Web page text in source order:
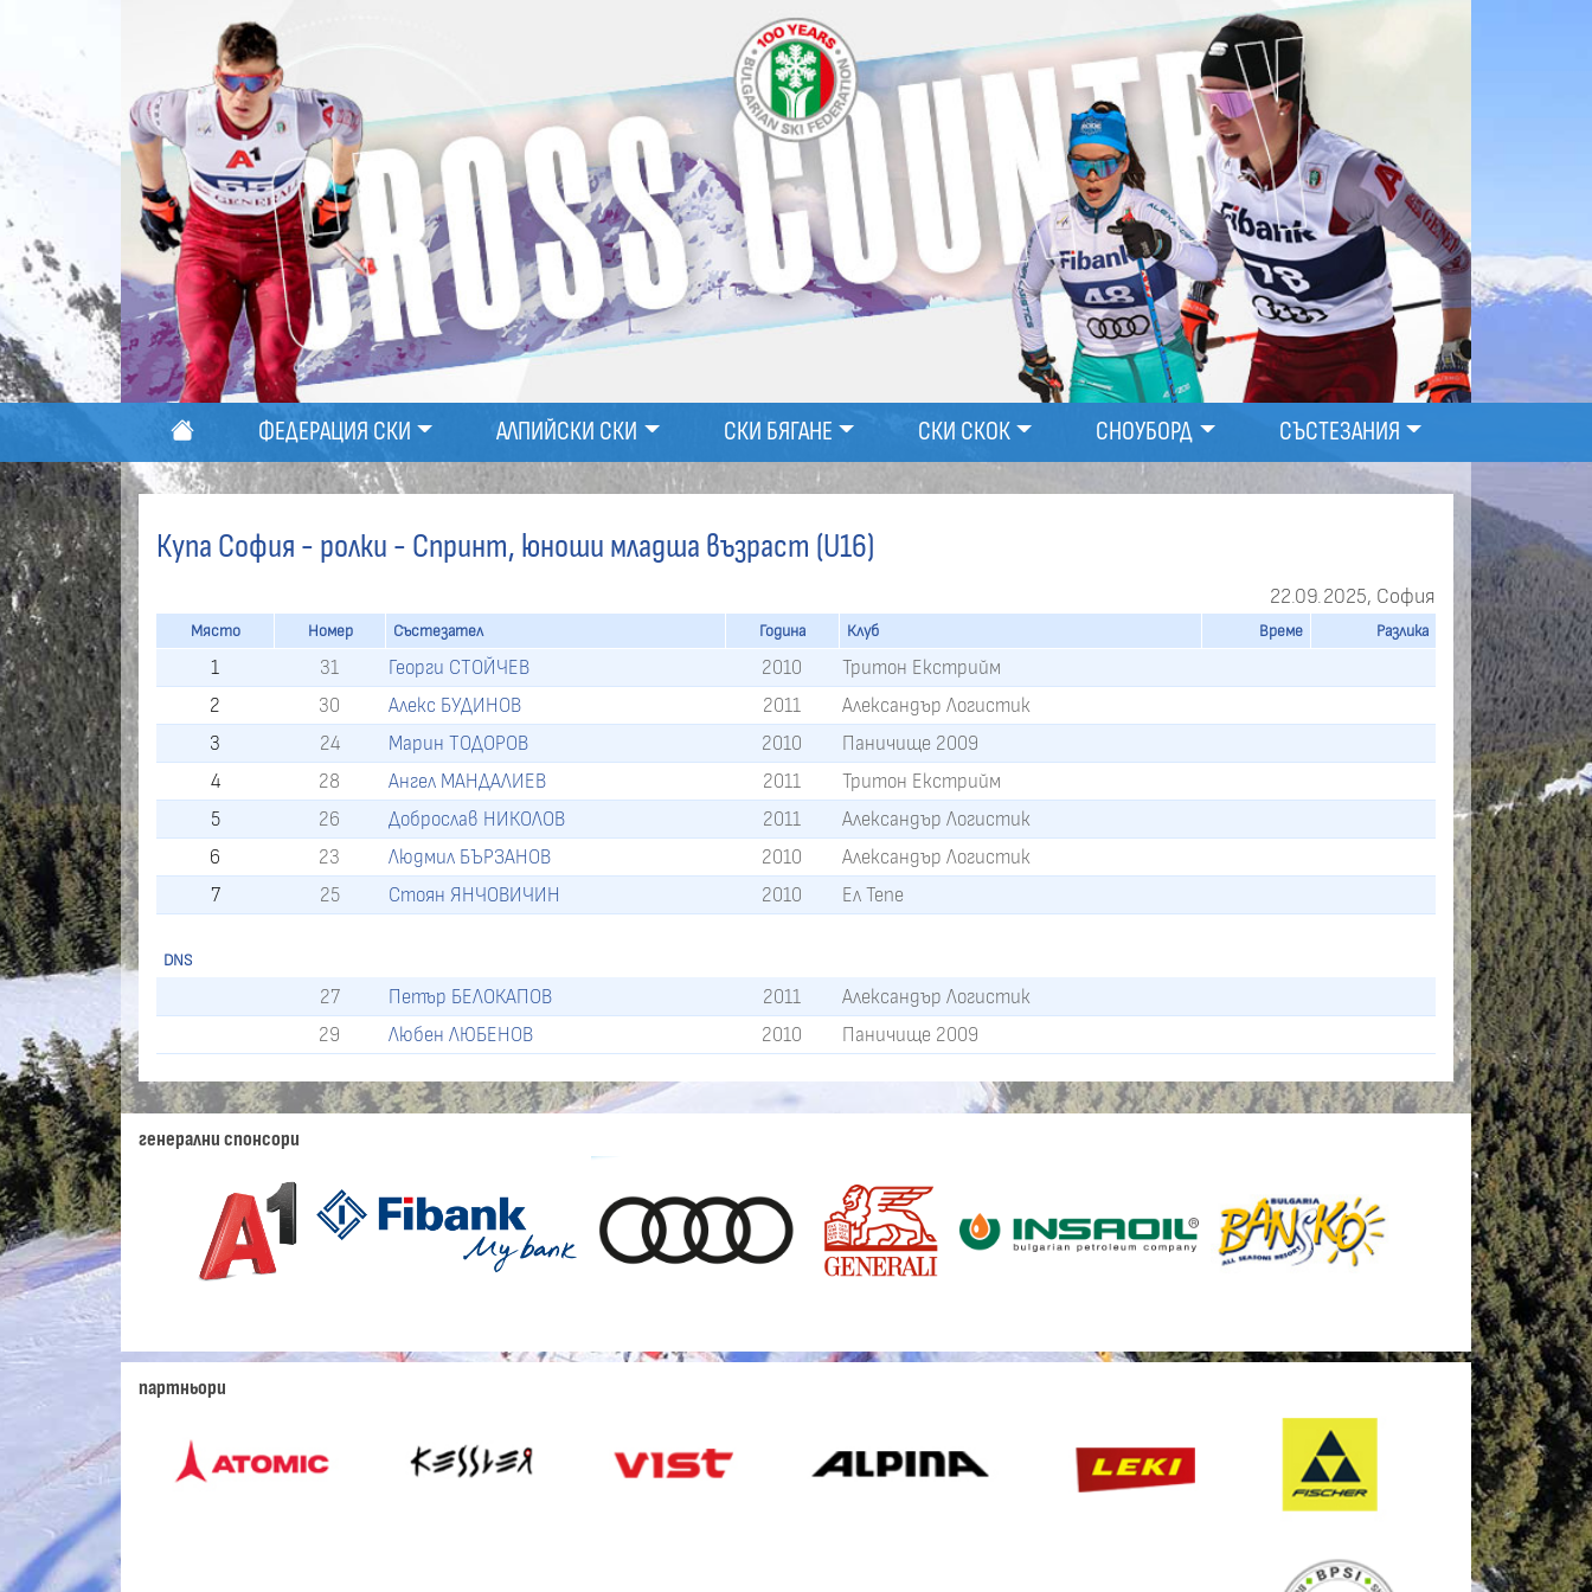
ФЕДЕРАЦИЯ СКИ АЛПИЙСКИ СКИ СКИ БЯГАНЕ СКИ СКОК СНОУБОРД СЪСТЕЗАНИЯ
Купа София - ролки - Спринт, юноши младша възраст (U16)
22.09.2025, София
Място Номер Състезател Година Клуб Време Разлика
1 31 Георги СТОЙЧЕВ 2010
Тритон Екстрийм
2
30 Алекс БУДИНОВ 2011
Александър Логистик
3
24 Марин ТОДОРОВ 2010
Паничище 2009
4
28 Ангел МАНДАЛИЕВ 2011
Тритон Екстрийм
5
26 Доброслав НИКОЛОВ 2011
Александър Логистик
6
23 Людмил БЪРЗАНОВ 2010
Александър Логистик
7
25 Стоян ЯНЧОВИЧИН 2010 Ел Тепе
DNS
27 Петър БЕЛОКАПОВ 2011
Александър Логистик
29
Любен ЛЮБЕНОВ 2010 Паничище 2009
генерални спонсори
партньори